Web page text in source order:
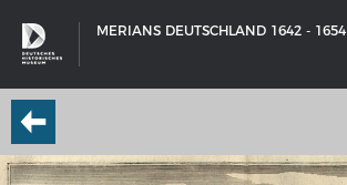
MERIANS DEUTSCHLAND 1642 - 1654